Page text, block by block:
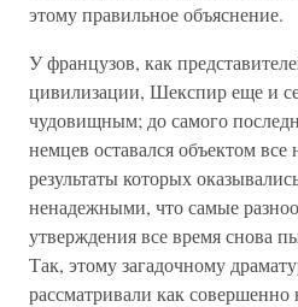
этому правильное объяснение.
У французов, как
цивилизации, Шекспир еще и
чудовищным; до самого
немцев оставался объектом
результаты которых
ненадежными, что самые
утверждения все время снова
Так, этому загадочному
рассматривали как